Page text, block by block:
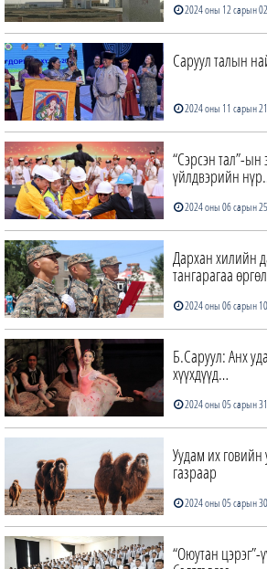
2024 оны 12 сарын 02
Саруул талын
2024 оны 11 сарын 21
“Сэрсэн тал”-
үйлдвэрийн
2024 оны 06 сарын 25
Дархан хилийн
тангарагаа
2024 оны 06 сарын 10
Б.Саруул: Анх
хүүхдүүд…
2024 оны 05 сарын 31
Уудам их говийн
газраар
2024 оны 05 сарын 30
“Оюутан цэрэг”-